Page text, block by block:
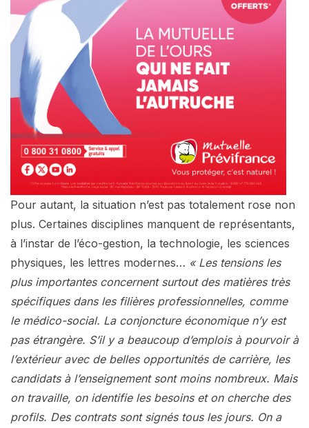
Pour autant, la situation n’est pas totalement rose non
plus. Certaines disciplines manquent de représentants,
à l’instar de l’éco-gestion, la technologie, les sciences
physiques, les lettres modernes… « Les tensions les
plus importantes concernent surtout des matières très
spécifiques dans les filières professionnelles, comme
le médico-social. La conjoncture économique n’y est
pas étrangère. S’il y a beaucoup d’emplois à pourvoir à
l’extérieur avec de belles opportunités de carrière, les
candidats à l’enseignement sont moins nombreux. Mais
on travaille, on identifie les besoins et on cherche des
profils. Des contrats sont signés tous les jours. On a